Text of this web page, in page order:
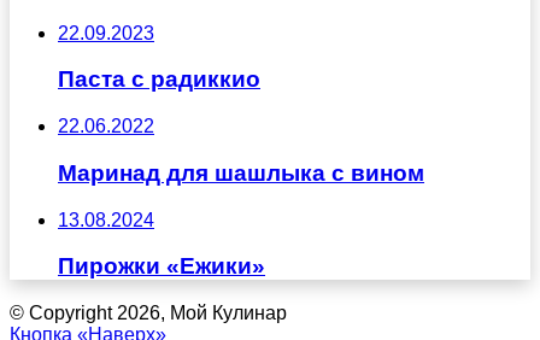
22.09.2023
Паста с радиккио
22.06.2022
Маринад для шашлыка с вином
13.08.2024
Пирожки «Ежики»
© Copyright 2026, Мой Кулинар
Кнопка «Наверх»